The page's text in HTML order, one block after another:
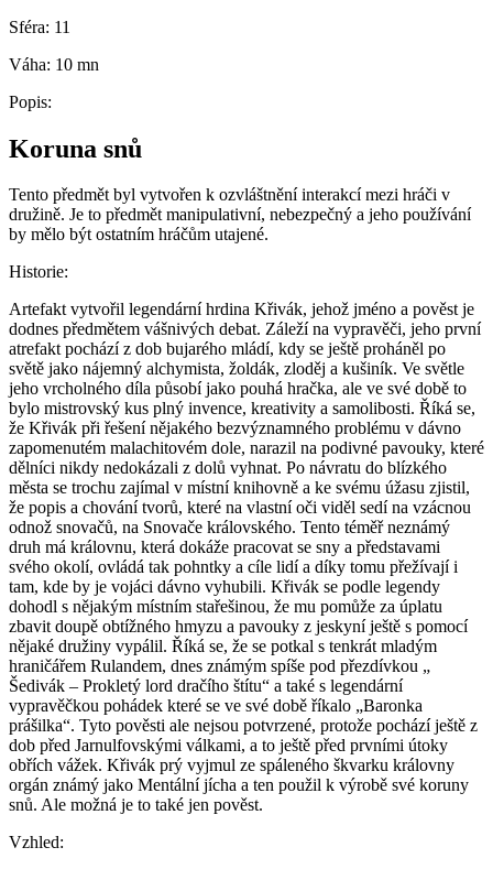
Sféra: 11
Váha: 10 mn
Popis:
Koruna snů
Tento předmět byl vytvořen k ozvláštnění interakcí mezi hráči v
družině. Je to předmět manipulativní, nebezpečný a jeho používání
by mělo být ostatním hráčům utajené.
Historie:
Artefakt vytvořil legendární hrdina Křivák, jehož jméno a pověst je
dodnes předmětem vášnivých debat. Záleží na vypravěči, jeho první
atrefakt pochází z dob bujarého mládí, kdy se ještě proháněl po
světě jako nájemný alchymista, žoldák, zloděj a kušiník. Ve světle
jeho vrcholného díla působí jako pouhá hračka, ale ve své době to
bylo mistrovský kus plný invence, kreativity a samolibosti. Říká se,
že Křivák při řešení nějakého bezvýznamného problému v dávno
zapomenutém malachitovém dole, narazil na podivné pavouky, které
dělníci nikdy nedokázali z dolů vyhnat. Po návratu do blízkého
města se trochu zajímal v místní knihovně a ke svému úžasu zjistil,
že popis a chování tvorů, které na vlastní oči viděl sedí na vzácnou
odnož snovačů, na Snovače královského. Tento téměř neznámý
druh má královnu, která dokáže pracovat se sny a představami
svého okolí, ovládá tak pohntky a cíle lidí a díky tomu přežívají i
tam, kde by je vojáci dávno vyhubili. Křivák se podle legendy
dohodl s nějakým místním stařešinou, že mu pomůže za úplatu
zbavit doupě obtížného hmyzu a pavouky z jeskyní ještě s pomocí
nějaké družiny vypálil. Říká se, že se potkal s tenkrát mladým
hraničářem Rulandem, dnes známým spíše pod přezdívkou „
Šedivák – Prokletý lord dračího štítu“ a také s legendární
vypravěčkou pohádek které se ve své době říkalo „Baronka
prášilka“. Tyto pověsti ale nejsou potvrzené, protože pochází ještě z
dob před Jarnulfovskými válkami, a to ještě před prvními útoky
obřích vážek. Křivák prý vyjmul ze spáleného škvarku královny
orgán známý jako Mentální jícha a ten použil k výrobě své koruny
snů. Ale možná je to také jen pověst.
Vzhled: